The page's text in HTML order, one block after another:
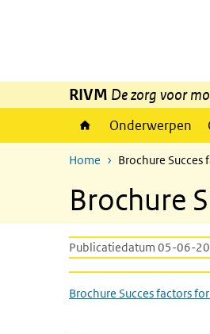
RIVM De zorg voor
Onderwerpen
Home Brochure
Brochure
Publicatiedatum 05-06-
Brochure Succes factors